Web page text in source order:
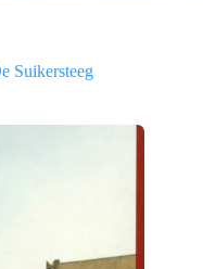
Suikersteeg